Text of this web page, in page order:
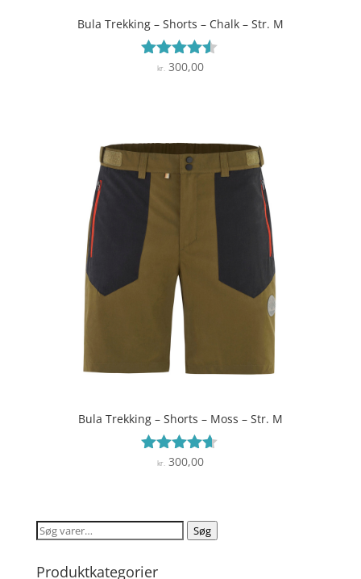
Bula Trekking – Shorts – Chalk – Str. M
Vurderet
kr.300,00
Bula Trekking – Shorts – Moss – Str. M
Vurderet
kr.300,00
Søg
Søg
Produktkategorier